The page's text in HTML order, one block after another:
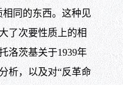
同的东西。这种见
了次要性质上的相
洛茨基关于1939年
析，以及对“反革命